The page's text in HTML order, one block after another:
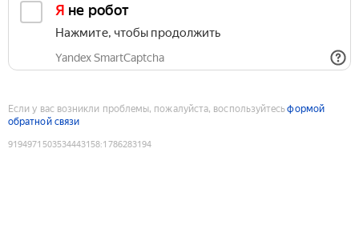
Я не робот
Нажмите, чтобы продолжить
Yandex SmartCaptcha
Если у вас возникли проблемы, пожалуйста, воспользуйтесьформой
обратной связи
9194971503534443158:1786283194